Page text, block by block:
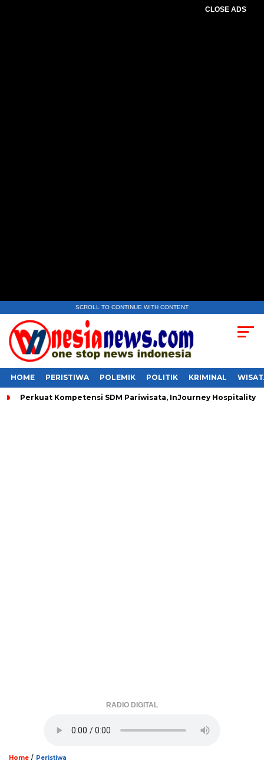
CLOSE ADS
SCROLL TO CONTINUE WITH CONTENT
HOME PERISTIWA POLEMIK POLITIK KRIMINAL
Perkuat Kompetensi SDM Pariwisata, InJourney Hospitality
RADIO DIGITAL
Home / Peristiwa